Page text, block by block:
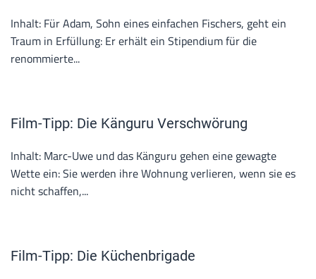
Inhalt: Für Adam, Sohn eines einfachen Fischers, geht ein
Traum in Erfüllung: Er erhält ein Stipendium für die
renommierte...
Film-Tipp: Die Känguru Verschwörung
Inhalt: Marc-Uwe und das Känguru gehen eine gewagte
Wette ein: Sie werden ihre Wohnung verlieren, wenn sie es
nicht schaffen,...
Film-Tipp: Die Küchenbrigade